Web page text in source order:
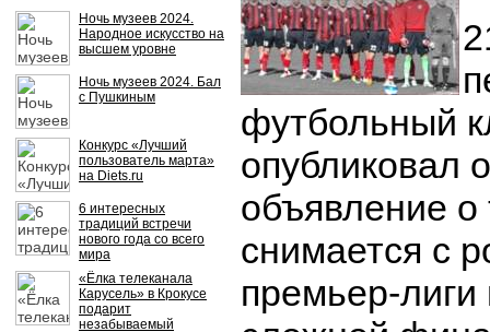
Ночь музеев 2024.
Народное искусство на
высшем уровне
Ночь музеев 2024. Бал
с Пушкиным
Конкурс «Лучший
пользователь марта»
на Diets.ru
6 интересных
традиций встречи
нового года со всего
мира
«Ёлка телеканала
Карусель» в Крокусе
подарит
незабываемый
футбольный
опубликовал
объявление о
снимается с
премьер-лиги